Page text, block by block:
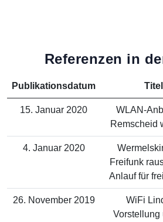
Referenzen in
Publikationsdatum Titel
15. Januar 2020
WLAN-
Remscheid
4. Januar 2020
Freifunk
Anlauf für
26. November 2019
WiFi
Vorstellung